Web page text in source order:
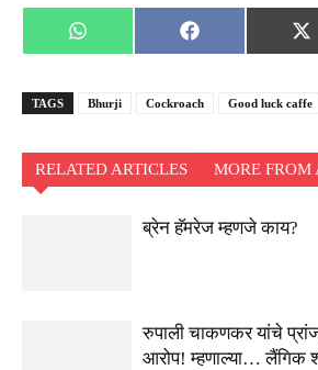
Share
on
WhatsApp
Share
on
Facebook
X
TAGS Bhurji Cockroach Good luck caffe
RELATED ARTICLES MORE FROM
ब्रेन हॅमरेज म्हणजे काय?
रुपाली चाकणकर यांचे
आरोप! म्हणाल्या… लैंगिक